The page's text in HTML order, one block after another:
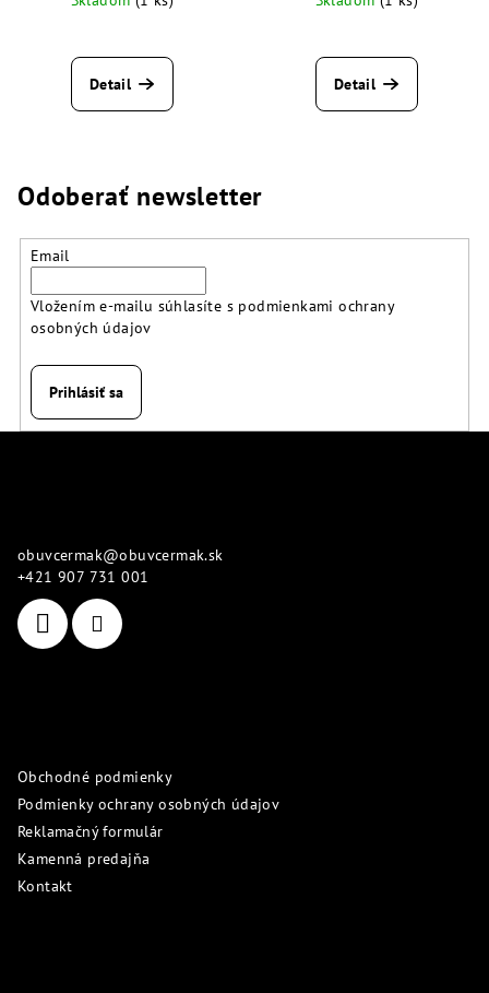
Detail Detail
Odoberať newsletter
Email
Vložením e-mailu súhlasíte s podmienkami ochrany
osobných údajov
Prihlásiť sa
obuvcermak@obuvcermak.sk
+421 907 731 001
Obchodné podmienky
Podmienky ochrany osobných údajov
Reklamačný formulár
Kamenná predajňa
Kontakt